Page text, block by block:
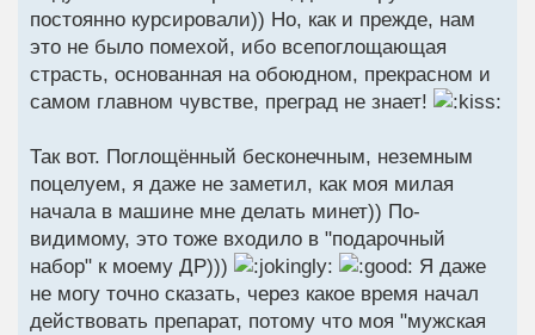
постоянно курсировали)) Но, как и прежде, нам
это не было помехой, ибо всепоглощающая
страсть, основанная на обоюдном, прекрасном и
самом главном чувстве, преград не знает!
Так вот. Поглощённый бесконечным, неземным
поцелуем, я даже не заметил, как моя милая
начала в машине мне делать минет)) По-
видимому, это тоже входило в "подарочный
набор" к моему ДР)))
Я даже
не могу точно сказать, через какое время начал
действовать препарат, потому что моя "мужская